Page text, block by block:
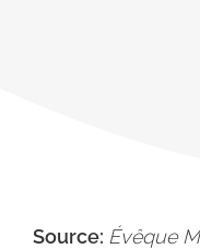
Source: Évêque